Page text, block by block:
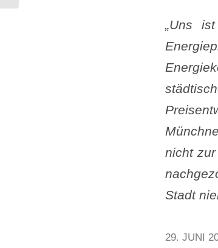
„Uns
nicht
Stadt
29. JUNI